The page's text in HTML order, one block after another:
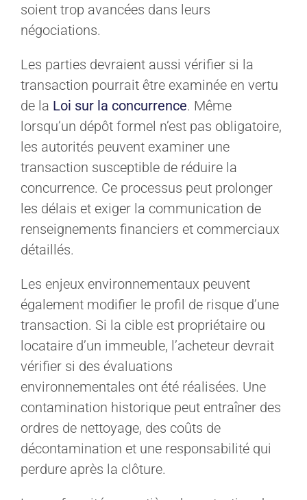
soient trop avancées dans leurs
négociations.
Les parties devraient aussi vérifier si la
transaction pourrait être examinée en vertu
de la Loi sur la concurrence. Même
lorsqu’un dépôt formel n’est pas obligatoire,
les autorités peuvent examiner une
transaction susceptible de réduire la
concurrence. Ce processus peut prolonger
les délais et exiger la communication de
renseignements financiers et commerciaux
détaillés.
Les enjeux environnementaux peuvent
également modifier le profil de risque d’une
transaction. Si la cible est propriétaire ou
locataire d’un immeuble, l’acheteur devrait
vérifier si des évaluations
environnementales ont été réalisées. Une
contamination historique peut entraîner des
ordres de nettoyage, des coûts de
décontamination et une responsabilité qui
perdure après la clôture.